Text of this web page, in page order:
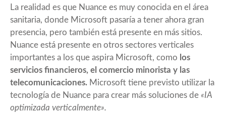
La realidad es que Nuance es muy conocida en el área
sanitaria, donde Microsoft pasaría a tener ahora gran
presencia, pero también está presente en más sitios.
Nuance está presente en otros sectores verticales
importantes a los que aspira Microsoft, como los
servicios financieros, el comercio minorista y las
telecomunicaciones. Microsoft tiene previsto utilizar la
tecnología de Nuance para crear más soluciones de «IA
optimizada verticalmente».